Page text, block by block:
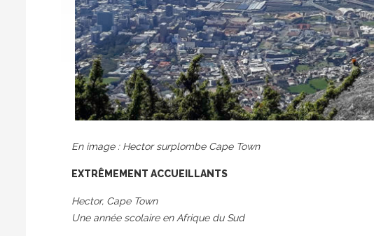
En image : Hector surplombe Cape Town
EXTRÊMEMENT ACCUEILLANTS
Hector, Cape Town
Une année scolaire en Afrique du Sud